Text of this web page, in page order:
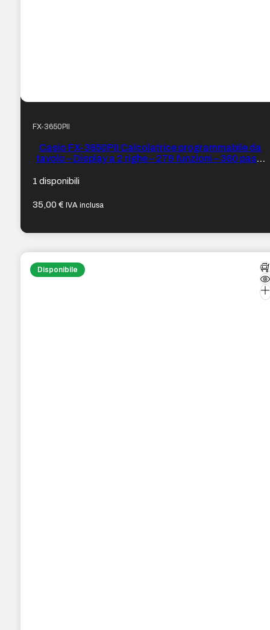
FX-3650PII
Casio FX-3650PII Calcolatrice programmabile da
tavolo – Display a 2 righe – 279 funzioni – 360 passi
1 disponibili
35,00€ IVA inclusa
Disponibile